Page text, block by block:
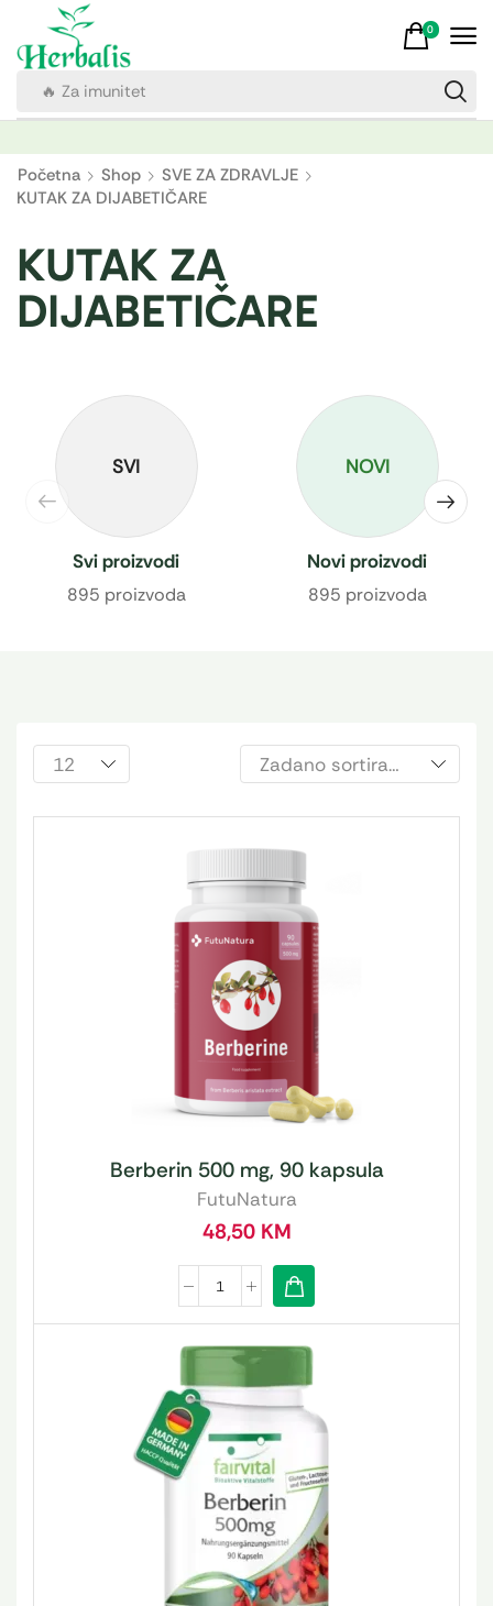
🔥 Za imunitet
0
Početna Shop
SVE ZA ZDRAVLJE
KUTAK ZA DIJABETIČARE
KUTAK ZA
DIJABETIČARE
SVI
Svi proizvodi
895 proizvoda
NOVI
Novi proizvodi
895 proizvoda
Berberin 500 mg, 90 kapsula
FutuNatura
48,50 KM